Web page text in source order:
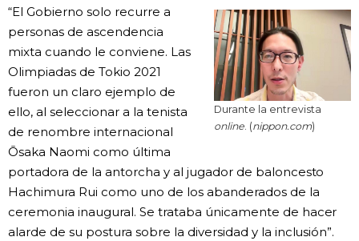
Durante la entrevista
online. (nippon.com)
“El Gobierno solo recurre a
personas de ascendencia
mixta cuando le conviene. Las
Olimpiadas de Tokio 2021
fueron un claro ejemplo de
ello, al seleccionar a la tenista
de renombre internacional
Ōsaka Naomi como última
portadora de la antorcha y al jugador de baloncesto
Hachimura Rui como uno de los abanderados de la
ceremonia inaugural. Se trataba únicamente de hacer
alarde de su postura sobre la diversidad y la inclusión”.